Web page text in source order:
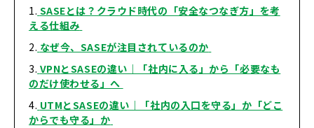
SASEとは？クラウド時代の「安全なつなぎ方」を考
える仕組み
なぜ今、SASEが注目されているのか
VPNとSASEの違い｜「社内に入る」から「必要なも
のだけ使わせる」へ
UTMとSASEの違い｜「社内の入口を守る」か「どこ
からでも守る」か